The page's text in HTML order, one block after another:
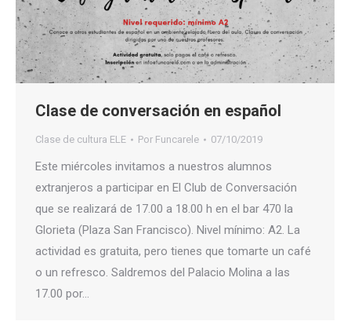
Clase de conversación en español
Clase de cultura ELE Por Funcarele 07/10/2019
Este miércoles invitamos a nuestros alumnos
extranjeros a participar en El Club de Conversación
que se realizará de 17.00 a 18.00 h en el bar 470 la
Glorieta (Plaza San Francisco). Nivel mínimo: A2. La
actividad es gratuita, pero tienes que tomarte un café
o un refresco. Saldremos del Palacio Molina a las
17.00 por…